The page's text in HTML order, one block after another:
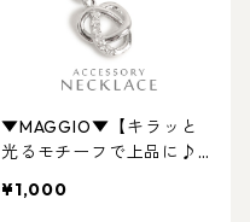
▼MAGGIO▼【キラッと
光るモチーフで上品に♪】
クレス
¥1,000